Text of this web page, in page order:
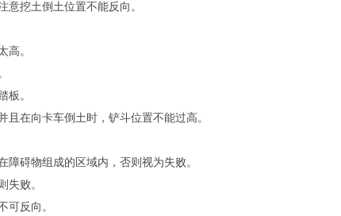
挖土倒土位置不能反向。
高。
板。
在向卡车倒土时，铲斗位置不能过高。
碍物组成的区域内，否则视为失败。
失败。
可反向。